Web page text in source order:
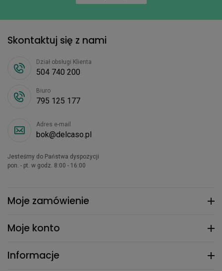
Moje zamówienie
Moje konto
Informacje
Skontaktuj się z nami
Dział obsługi Klienta
504 740 200
Biuro
795 125 177
Adres e-mail
bok@delcaso.pl
Jesteśmy do Państwa dyspozycji
pon. - pt. w godz. 8:00 - 16:00